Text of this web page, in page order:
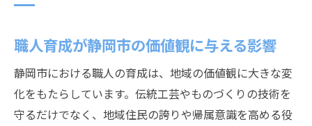
職人育成が静岡市の価値観に与える影響
静岡市における職人の育成は、地域の価値観に大きな変
化をもたらしています。伝統工芸やものづくりの技術を
守るだけでなく、地域住民の誇りや帰属意識を高める役